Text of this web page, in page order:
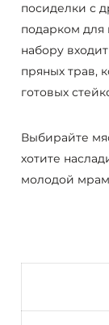
посиделки с
подарком
набору
пряных трав,
готовых
Выбирайте
хотите
молодой